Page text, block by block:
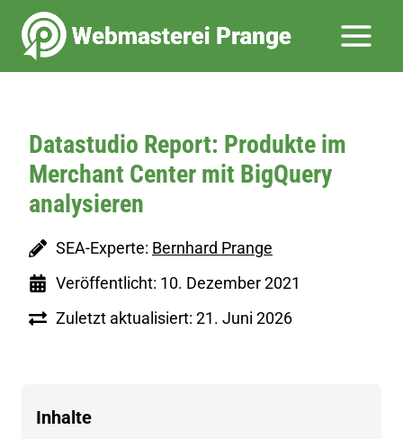
Inhalt
springen
Datastudio Report: Produkte im
Merchant Center mit BigQuery
analysieren
SEA-Experte: Bernhard Prange
Veröffentlicht: 10. Dezember 2021
Zuletzt aktualisiert: 21. Juni 2026
Inhalte